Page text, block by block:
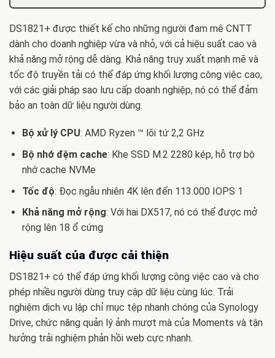
DS1821+ được thiết kế cho những người đam mê CNTT
dành cho doanh nghiệp vừa và nhỏ, với cả hiệu suất cao và
khả năng mở rộng dễ dàng. Khả năng truy xuất mạnh mẽ và
tốc độ truyền tải có thể đáp ứng khối lượng công việc cao,
với các giải pháp sao lưu cấp doanh nghiệp, nó có thể đảm
bảo an toàn dữ liệu người dùng.
Bộ xử lý CPU: AMD Ryzen ™ lõi tứ 2,2 GHz
Bộ nhớ đệm cache: Khe SSD M.2 2280 kép, hỗ trợ bộ
nhớ cache NVMe
Tốc độ: Đọc ngẫu nhiên 4K lên đến 113.000 IOPS 1
Khả năng mở rộng: Với hai DX517, nó có thể được mở
rộng lên 18 ổ cứng
Hiệu suất của được cải thiện
DS1821+ có thể đáp ứng khối lượng công việc cao và cho
phép nhiều người dùng truy cập dữ liệu cùng lúc. Trải
nghiệm dịch vụ lập chỉ mục tệp nhanh chóng của Synology
Drive, chức năng quản lý ảnh mượt mà của Moments và tận
hưởng trải nghiệm phản hồi web cực nhanh.